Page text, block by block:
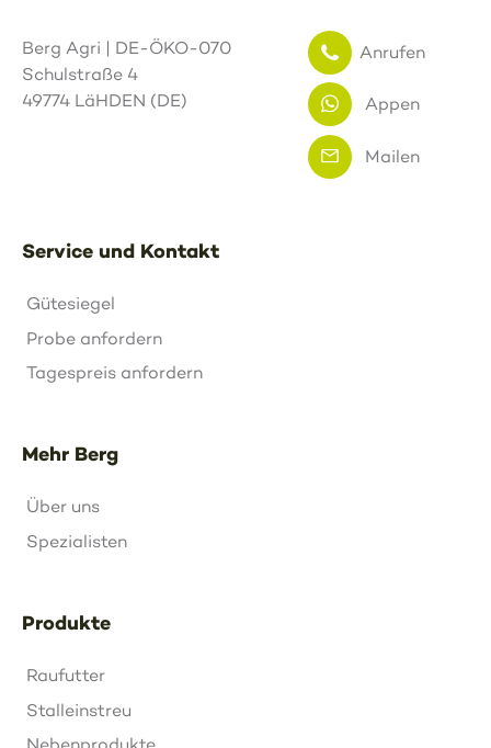
Service und Kontakt
Gütesiegel
Probe anfordern
Tagespreis anfordern
Mehr Berg
Über uns
Spezialisten
Produkte
Raufutter
Stalleinstreu
Berg Agri | DE-ÖKO-070
Schulstraße 4
49774 LäHDEN (DE)
Anrufen
Appen
Mailen